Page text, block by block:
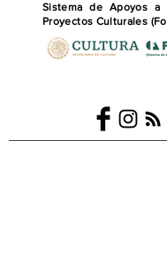
Sistema de Apoyos a
Proyectos Culturales